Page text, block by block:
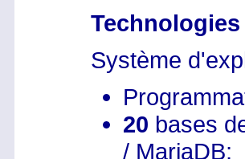
Système
20 bases
/ MariaDB;